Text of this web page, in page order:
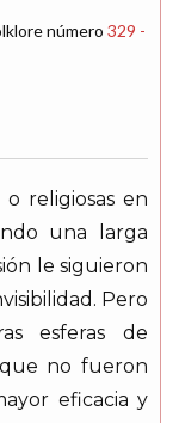
número 329 -
religiosas en
una larga
le siguieron
Pero
esferas de
no fueron
eficacia y